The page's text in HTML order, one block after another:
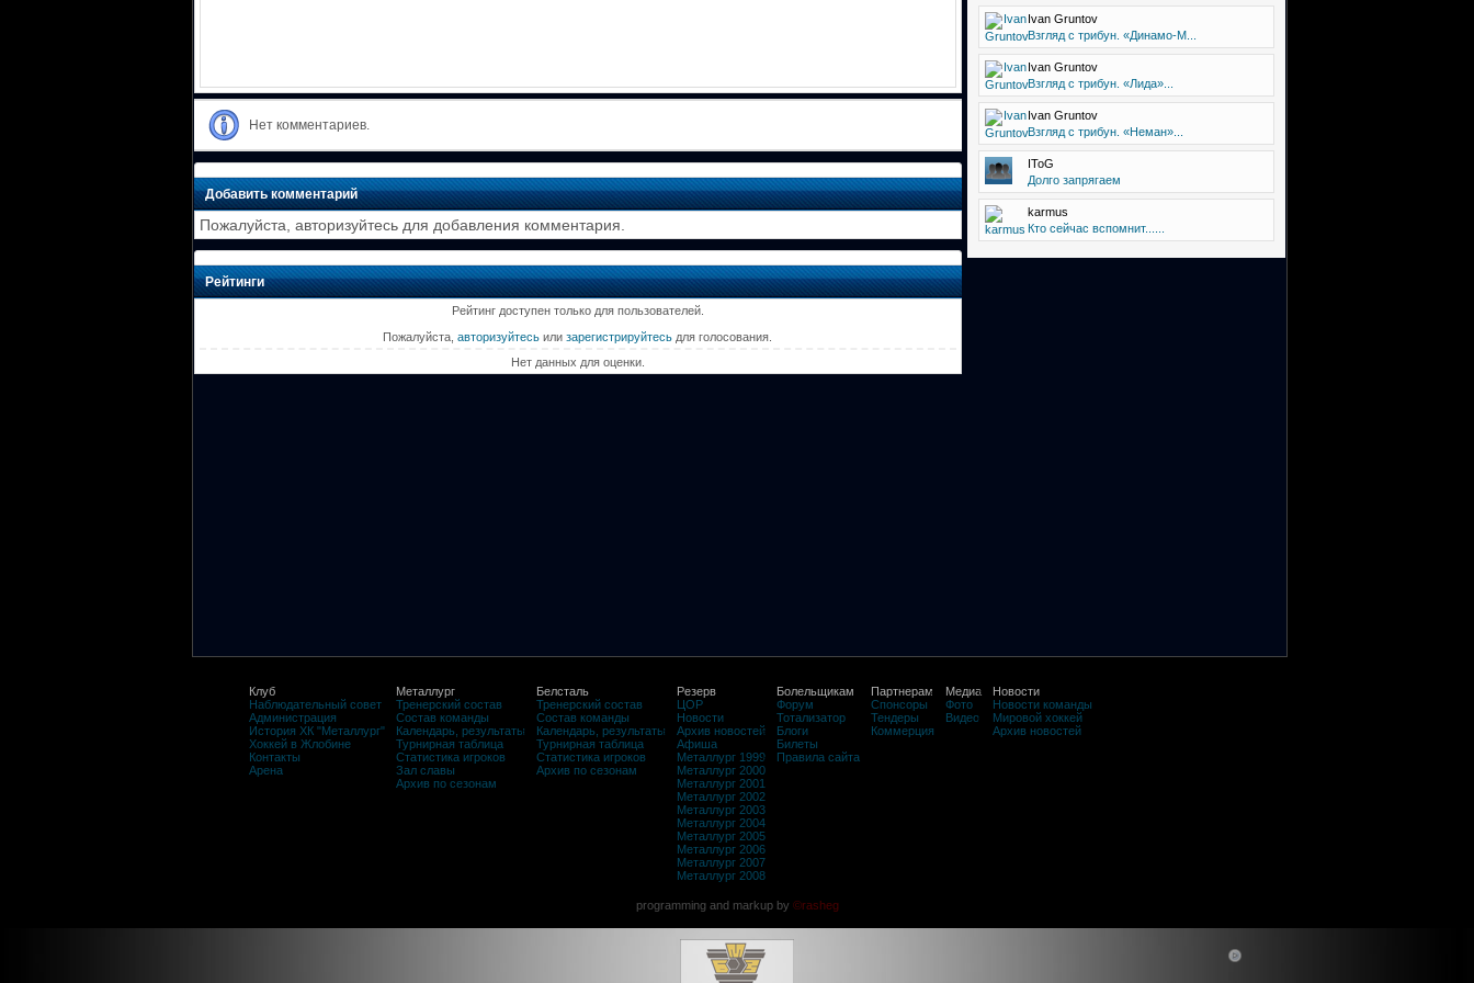
Нет комментариев.
Добавить комментарий
Пожалуйста, авторизуйтесь для добавления комментария.
Рейтинги
Рейтинг доступен только для пользователей.
Пожалуйста, авторизуйтесь или зарегистрируйтесь для голосования.
Нет данных для оценки.
Ivan Gruntov
Взгляд с трибун. «Динамо-М...
Ivan Gruntov
Взгляд с трибун. «Лида»...
Ivan Gruntov
Взгляд с трибун. «Неман»...
IToG
Долго запрягаем
karmus
Кто сейчас вспомнит......
Клуб
Наблюдательный совет
Администрация
История ХК "Металлург"
Хоккей в Жлобине
Контакты
Арена
Металлург
Тренерский состав
Состав команды
Календарь, результаты
Турнирная таблица
Статистика игроков
Зал славы
Архив по сезонам
Белсталь
Тренерский состав
Состав команды
Календарь, результаты
Турнирная таблица
Статистика игроков
Архив по сезонам
Резерв
ЦОР
Новости
Архив новостей
Афиша
Металлург 1999
Металлург 2000
Металлург 2001
Металлург 2002
Металлург 2003
Металлург 2004
Металлург 2005
Металлург 2006
Металлург 2007
Металлург 2008
Болельщикам
Форум
Тотализатор
Блоги
Билеты
Правила сайта
Партнерам
Спонсоры
Тендеры
Коммерция
Медиа
Фото
Видео
Новости
Новости команды
Мировой хоккей
Архив новостей
programming and markup by ©rasheg